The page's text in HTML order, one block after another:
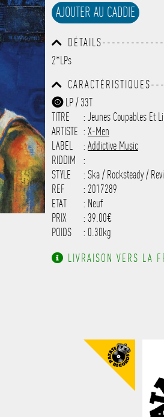
AJOUTER AU CADDIE
---------
2*LPs
-------------------
LP / 33T
TITRE
: Jeunes Coupables Et
ARTISTE : X-Men
LABEL
: Addictive Music
RIDDIM
:
STYLE
: Ska / Rocksteady /
REF
: 2017289
ETAT
: Neuf
PRIX
: 39.00€
POIDS
: 0.30kg
LIVRAISON VERS LA